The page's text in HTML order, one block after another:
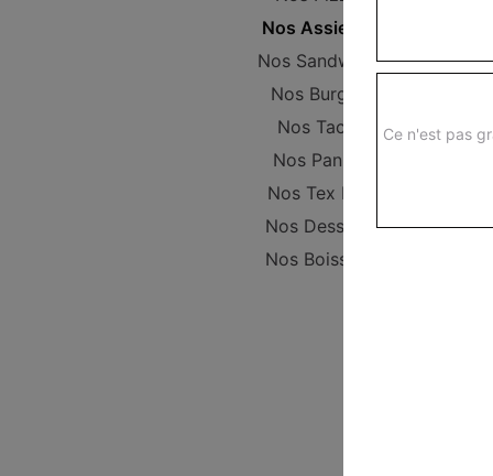
Nos Assiettes
Nos Sandwichs
Nos Burgers
Nos Tacos
Nos Paninis
Nos Tex Mex
Nos Desserts
Nos Boissons
Ce n'est pas